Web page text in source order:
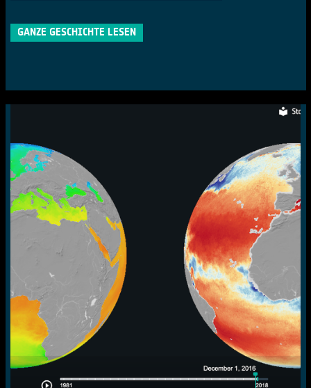
GANZE GESCHICHTE LESEN